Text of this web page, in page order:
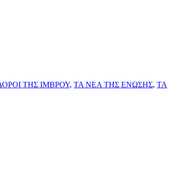
ΤΗΣ ΙΜΒΡΟΥ, ΤΑ ΝΕΑ ΤΗΣ ΕΝΩΣΗΣ, ΤΑ